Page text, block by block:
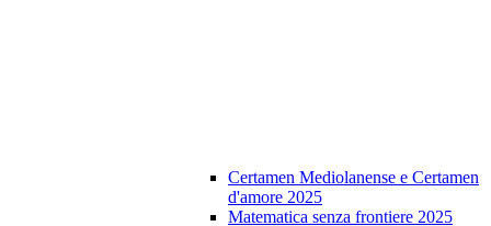
Certamen Mediolanense e Certamen
d'amore 2025
Matematica senza frontiere 2025